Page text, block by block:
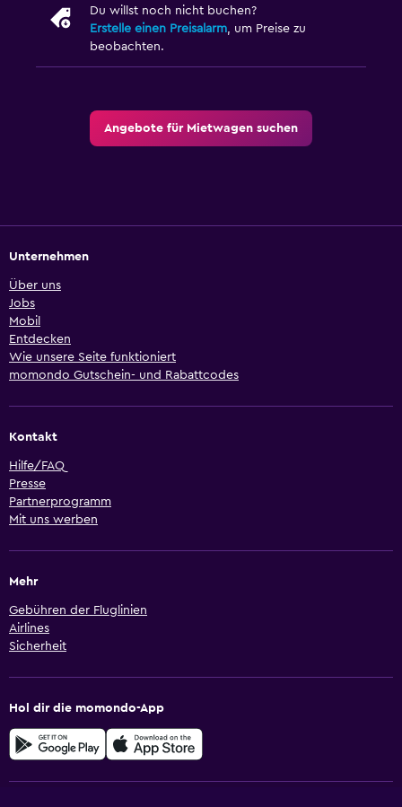
Du willst noch nicht buchen?
Erstelle einen Preisalarm, um Preise zu
beobachten.
Angebote für Mietwagen suchen
Unternehmen
Über uns
Jobs
Mobil
Entdecken
Wie unsere Seite funktioniert
momondo Gutschein- und Rabattcodes
Kontakt
Hilfe/FAQ
Presse
Partnerprogramm
Mit uns werben
Mehr
Gebühren der Fluglinien
Airlines
Sicherheit
Hol dir die momondo-App